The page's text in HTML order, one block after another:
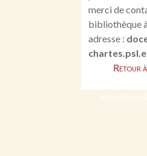
merci de
bibliothèque
adresse :
Retour
Propulsé par